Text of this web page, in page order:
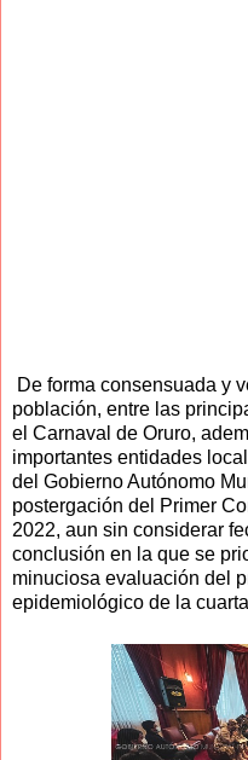
De forma consensuada y
población, entre las
el Carnaval de Oruro,
importantes entidades
del Gobierno Autónomo
postergación del Primer
2022, aun sin considerar
conclusión en la que se
minuciosa evaluación del
epidemiológico de la